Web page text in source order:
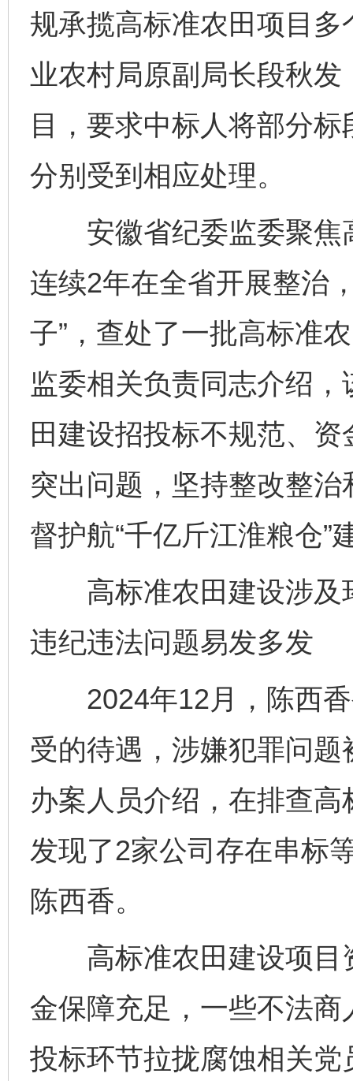
规承揽高标准农田项目
业农村局原副局长段秋
目，要求中标人将部分
分别受到相应处理。
安徽省纪委监委聚焦
连续2年在全省开展整治
子”，查处了一批高标准
监委相关负责同志介绍
田建设招投标不规范、
突出问题，坚持整改整
督护航“千亿斤江淮粮仓”
高标准农田建设涉及
违纪违法问题易发多发
2024年12月，陈西香
受的待遇，涉嫌犯罪问
办案人员介绍，在排查
发现了2家公司存在串标
陈西香。
高标准农田建设项目
金保障充足，一些不法商
投标环节拉拢腐蚀相关